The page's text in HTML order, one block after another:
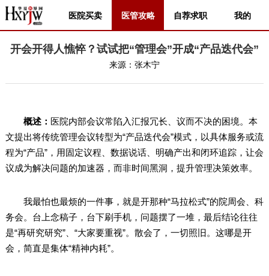
医院买卖 医管攻略 自荐求职 我的
开会开得人憔悴？试试把“管理会”开成“产品迭代会”
来源： 张木宁
概述： 医院内部会议常陷入汇报冗长、议而不决的困境。本
文提出将传统管理会议转型为“产品迭代会”模式，以具体服务或流
程为“产品”，用固定议程、数据说话、明确产出和闭环追踪，让会
议成为解决问题的加速器，而非时间黑洞，提升管理决策效率。
我最怕也最烦的一件事，就是开那种“马拉松式”的院周会、科
务会。台上念稿子，台下刷手机，问题摆了一堆，最后结论往往
是“再研究研究”、“大家要重视”。散会了，一切照旧。这哪是开
会，简直是集体“精神内耗”。